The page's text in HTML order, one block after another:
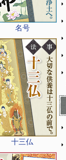
名号
十三仏